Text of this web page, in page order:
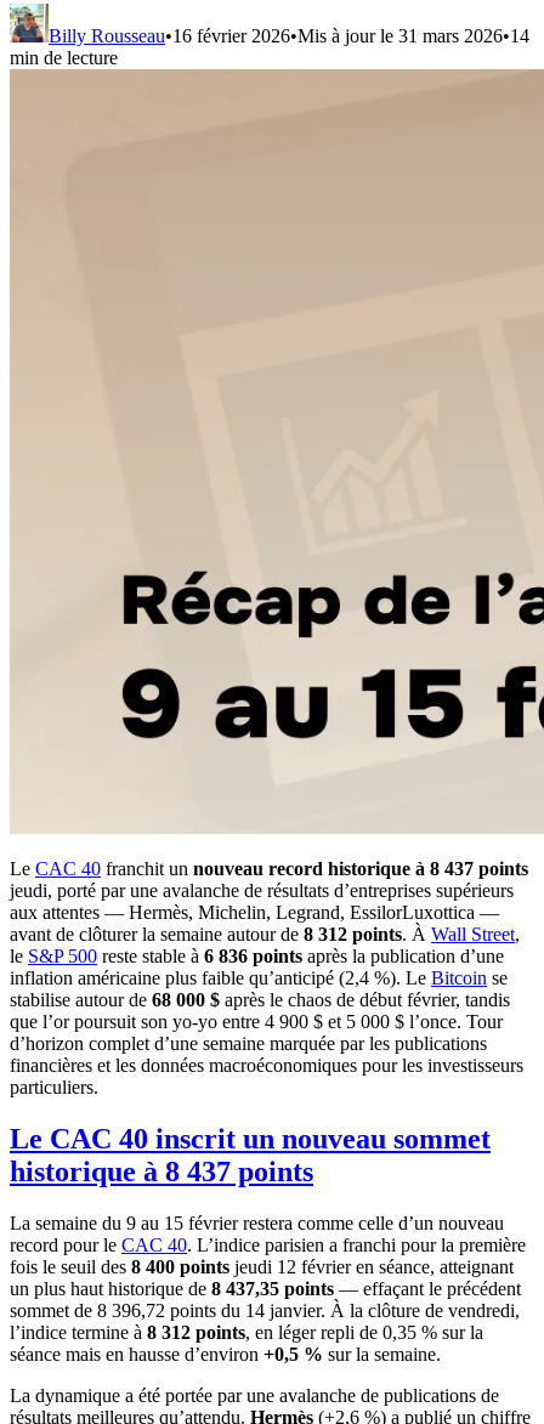
Billy Rousseau•16 février 2026•Mis à jour le 31 mars 2026•14
min de lecture
Le CAC 40 franchit un nouveau record historique à 8 437 points
jeudi, porté par une avalanche de résultats d’entreprises supérieurs
aux attentes — Hermès, Michelin, Legrand, EssilorLuxottica —
avant de clôturer la semaine autour de 8 312 points. À Wall Street,
le S&P 500 reste stable à 6 836 points après la publication d’une
inflation américaine plus faible qu’anticipé (2,4 %). Le Bitcoin se
stabilise autour de 68 000 $ après le chaos de début février, tandis
que l’or poursuit son yo-yo entre 4 900 $ et 5 000 $ l’once. Tour
d’horizon complet d’une semaine marquée par les publications
financières et les données macroéconomiques pour les investisseurs
particuliers.
Le CAC 40 inscrit un nouveau sommet
historique à 8 437 points
La semaine du 9 au 15 février restera comme celle d’un nouveau
record pour le CAC 40. L’indice parisien a franchi pour la première
fois le seuil des 8 400 points jeudi 12 février en séance, atteignant
un plus haut historique de 8 437,35 points — effaçant le précédent
sommet de 8 396,72 points du 14 janvier. À la clôture de vendredi,
l’indice termine à 8 312 points, en léger repli de 0,35 % sur la
séance mais en hausse d’environ +0,5 % sur la semaine.
La dynamique a été portée par une avalanche de publications de
résultats meilleures qu’attendu. Hermès (+2,6 %) a publié un chiffre